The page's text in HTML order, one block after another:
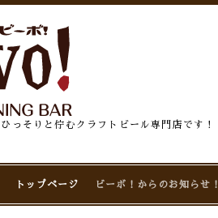
っそりと佇むクラフトビール専門店です！
トップページ ビーボ！からのお知らせ！